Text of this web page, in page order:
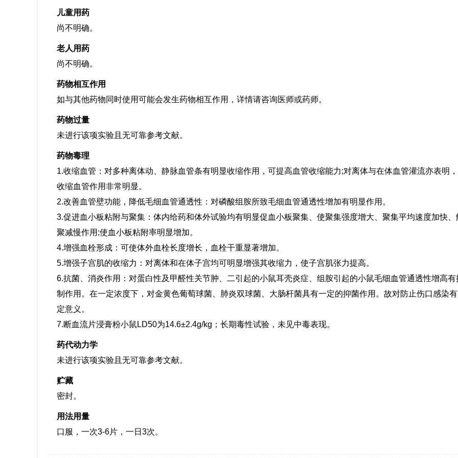
儿童用药
尚不明确。
老人用药
尚不明确。
药物相互作用
如与其他药物同时使用可能会发生药物相互作用，详情请咨询医师或药师。
药物过量
未进行该项实验且无可靠参考文献。
药物毒理
1.收缩血管：对多种离体动、静脉血管条有明显收缩作用，可提高血管收缩能力;对离体与在体血管灌流亦表明
收缩血管作用非常明显。
2.改善血管壁功能，降低毛细血管通透性：对磷酸组胺所致毛细血管通透性增加有明显作用。
3.促进血小板粘附与聚集：体内给药和体外试验均有明显促血小板聚集、使聚集强度增大、聚集平均速度加快、
聚减慢作用;使血小板粘附率明显增加。
4.增强血栓形成：可使体外血栓长度增长，血栓干重显著增加。
5.增强子宫肌的收缩力：对离体和在体子宫均可明显增强其收缩力，使子宫肌张力提高。
6.抗菌、消炎作用：对蛋白性及甲醛性关节肿、二引起的小鼠耳壳炎症、组胺引起的小鼠毛细血管通透性增高有
制作用。在一定浓度下，对金黄色葡萄球菌、肺炎双球菌、大肠杆菌具有一定的抑菌作用。故对防止伤口感染
定意义。
7.断血流片浸膏粉小鼠LD50为14.6±2.4g/kg；长期毒性试验，未见中毒表现。
药代动力学
未进行该项实验且无可靠参考文献。
贮藏
密封。
用法用量
口服，一次3-6片，一日3次。